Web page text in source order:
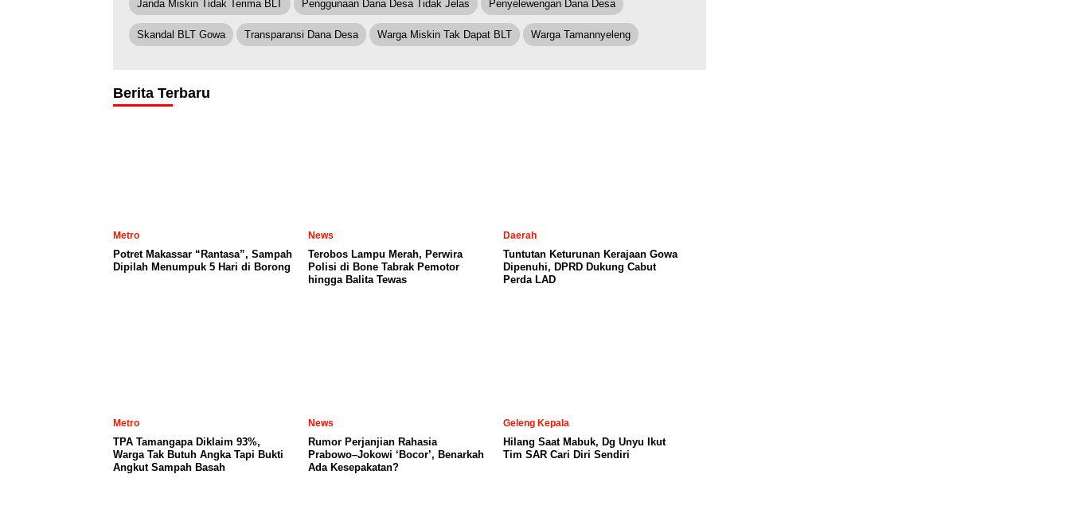
Janda Miskin Tidak Terima BLT Penggunaan Dana Desa Tidak Jelas Penyelewengan Dana Desa
Skandal BLT Gowa Transparansi Dana Desa Warga Miskin Tak Dapat BLT Warga Tamannyeleng
Berita Terbaru
Metro
Potret Makassar “Rantasa”, Sampah
Dipilah Menumpuk 5 Hari di Borong
News
Terobos Lampu Merah, Perwira
Polisi di Bone Tabrak Pemotor
hingga Balita Tewas
Daerah
Tuntutan Keturunan Kerajaan Gowa
Dipenuhi, DPRD Dukung Cabut
Perda LAD
Metro
TPA Tamangapa Diklaim 93%,
Warga Tak Butuh Angka Tapi Bukti
Angkut Sampah Basah
News
Rumor Perjanjian Rahasia
Prabowo–Jokowi ‘Bocor’, Benarkah
Ada Kesepakatan?
Geleng Kepala
Hilang Saat Mabuk, Dg Unyu Ikut
Tim SAR Cari Diri Sendiri